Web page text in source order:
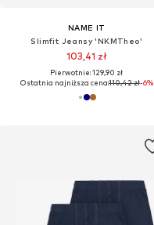
NAME IT
Slimfit Jeansy 'NKMTheo'
103,41 zł
Pierwotnie: 129,90 zł
Ostatnia najniższa cena:110,42 zł-6%